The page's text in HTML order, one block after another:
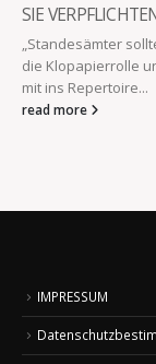
SIE
„Standesämter
die Klopapierrolle
mit ins Repertoire...
read more
IMPRESSUM